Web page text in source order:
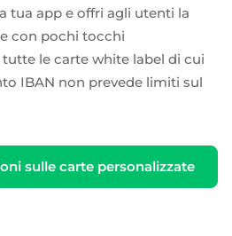
tua app e offri agli utenti la
con pochi tocchi
le carte white label di cui
IBAN non prevede limiti sul
sulle carte personalizzate